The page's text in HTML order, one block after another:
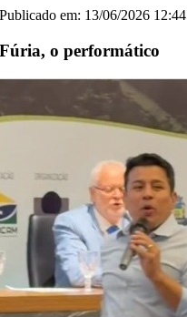
Publicado em: 13/06/2026 12:44
Fúria, o performático